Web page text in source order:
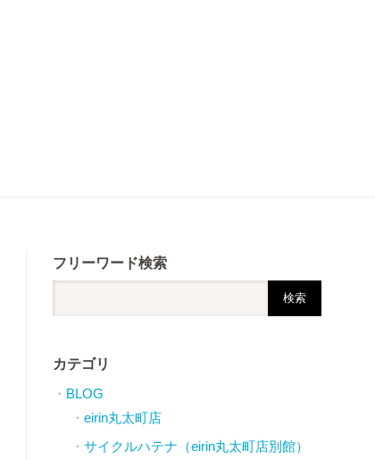
フリーワード検索
カテゴリ
BLOG
eirin丸太町店
サイクルハテナ（eirin丸太町店別館）